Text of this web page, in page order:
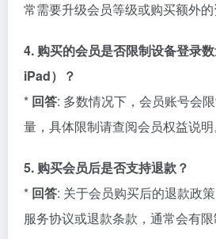
常需要升级会员等级或购买额外的
4. 购买的会员是否限制设备登录数
iPad）？
* 回答: 多数情况下，会员账号会
量，具体限制请查阅会员权益说明
5. 购买会员后是否支持退款？
* 回答: 关于会员购买后的退款政
服务协议或退款条款，通常会有限